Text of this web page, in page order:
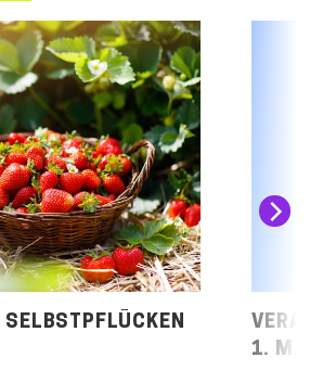
SELBSTPFLÜCKEN
1.